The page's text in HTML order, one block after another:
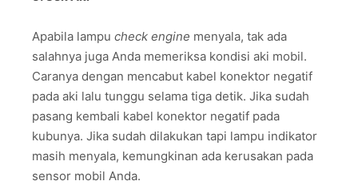
Apabila lampu check engine menyala, tak ada
salahnya juga Anda memeriksa kondisi aki mobil.
Caranya dengan mencabut kabel konektor negatif
pada aki lalu tunggu selama tiga detik. Jika sudah
pasang kembali kabel konektor negatif pada
kubunya. Jika sudah dilakukan tapi lampu indikator
masih menyala, kemungkinan ada kerusakan pada
sensor mobil Anda.